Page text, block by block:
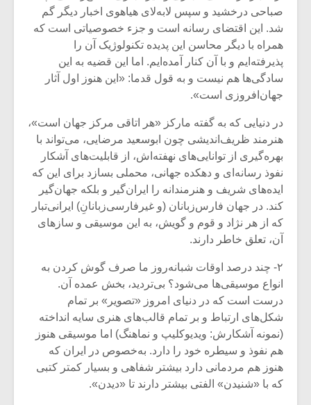
صباحی درخشید و سپس لا‌به‌لای هیاهوی اخبار دیگر گم
شد. این اقتضای رسانه است و جزء خصوصیاتی است که
همراه با دیگر محاسن این پدیده تکنولوژیک آن را
پذیرفته‌ایم و با آن کنار آمده‌ایم. اما این قضیه به این
سادگی‌ها هم نیست و به قول قدما: «این هنوز اول آثار
جهان‌افروزی است».
در دنیایی که به گفته مارکز «هر اتاقی مرکز جهان است»،
هنرمند ظریف‌اندیشی چون ابوسعید مرضایی، می‌تواند با
بهره‌گیری از توانایی‌های نهفته‌اش، از قابلیت‌های آشکار
نفوذ رسانه‌ای و دهکده جهانی، محملی بسازد برای این که
ایده‌های شریف و هنرمندانه را ایران‌گیر و بلکه جهان‌گیر
کند. در جهان فارس‌زبانان (و غیرفارسی‌زبانانِ) ایرانی‌تبار
که از هر نژاد و قوم و گویش، به این موسیقی و سازهای
آن، تعلق خاطر دارند.
۲- چند درصد اوقات شبانه‌روز ما صرف گوش کردن به
انواع موسیقی‌ها می‌شود؟ بی‌تردید، بخش عمده آن.
درست است که در دنیای امروز «تصویر» بر تمام
شکل‌های ارتباط و بر تمام قالب‌های هنری سایه انداخته
(نمونه آشکارش: ویدیوکلیپ و نماهنگ) اما موسیقی هنوز
هم نفوذ و سیطره خود را دارد. به‌خصوص در ایران که
هنوز هم مردمانی دارد بیشتر شفاهی و بسیار کمتر کتبی
که با «شنیدن» الفتی بیشتر دارند تا «دیدن».
میکلوش روژا
یادداشتی بر موسیقی
موریس ژار